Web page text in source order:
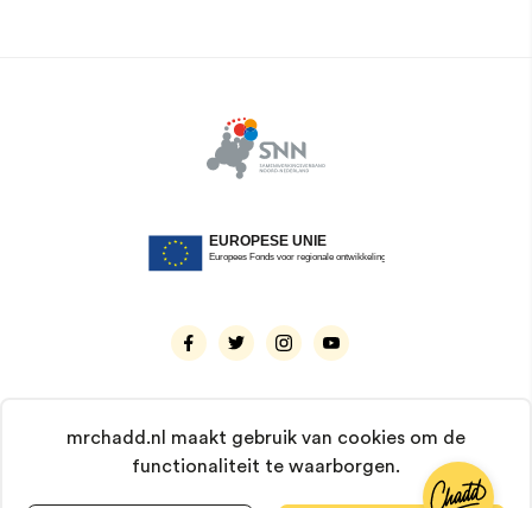
© 2026 Mr. Chadd. Alle rechten voorbehouden.
mrchadd.nl maakt gebruik van cookies om de
functionaliteit te waarborgen.